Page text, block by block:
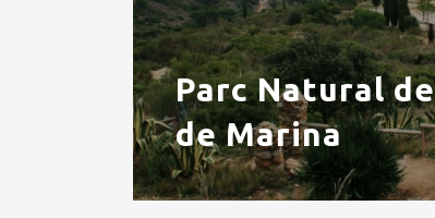
Parc Natural
de Marina